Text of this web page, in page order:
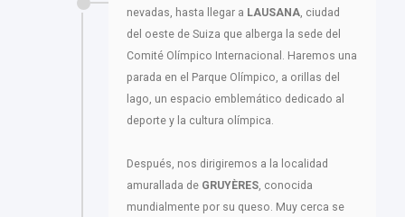
nevadas, hasta llegar a LAUSANA, ciudad
del oeste de Suiza que alberga la sede del
Comité Olímpico Internacional. Haremos una
parada en el Parque Olímpico, a orillas del
lago, un espacio emblemático dedicado al
deporte y la cultura olímpica.
Después, nos dirigiremos a la localidad
amurallada de GRUYÈRES, conocida
mundialmente por su queso. Muy cerca se